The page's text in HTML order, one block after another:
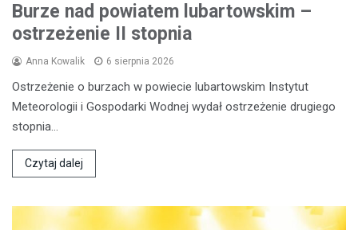
Burze nad powiatem lubartowskim –
ostrzeżenie II stopnia
Anna Kowalik 6 sierpnia 2026
Ostrzeżenie o burzach w powiecie lubartowskim Instytut
Meteorologii i Gospodarki Wodnej wydał ostrzeżenie drugiego
stopnia…
Czytaj dalej